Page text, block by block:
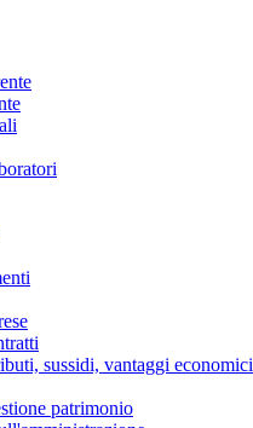
sussidi, vantaggi economici
patrimonio